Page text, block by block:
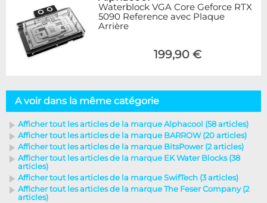
Waterblock VGA Core Geforce RTX
5090 Reference avec Plaque
Arrière
199,90 €
A voir dans la même catégorie
Afficher tout les articles de la marque Alphacool (58 articles)
Afficher tout les articles de la marque BARROW (20 articles)
Afficher tout les articles de la marque BitsPower (2 articles)
Afficher tout les articles de la marque EK Water Blocks (38
articles)
Afficher tout les articles de la marque SwifTech (3 articles)
Afficher tout les articles de la marque The Feser Company (2
articles)